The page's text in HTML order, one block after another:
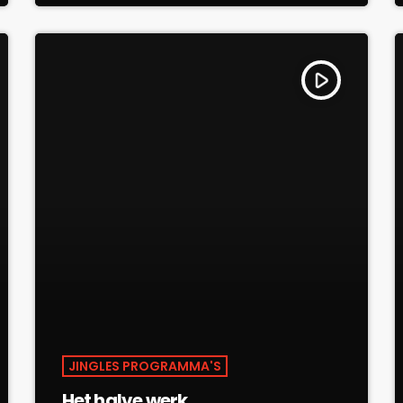
play_arrow
JINGLES PROGRAMMA'S